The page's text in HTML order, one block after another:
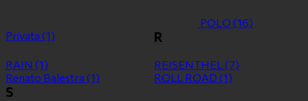
POLO (16)
Privata (1) R
RAIN (1) REISENTHEL(7)
Renato Balestra (1) ROLL ROAD (1)
S